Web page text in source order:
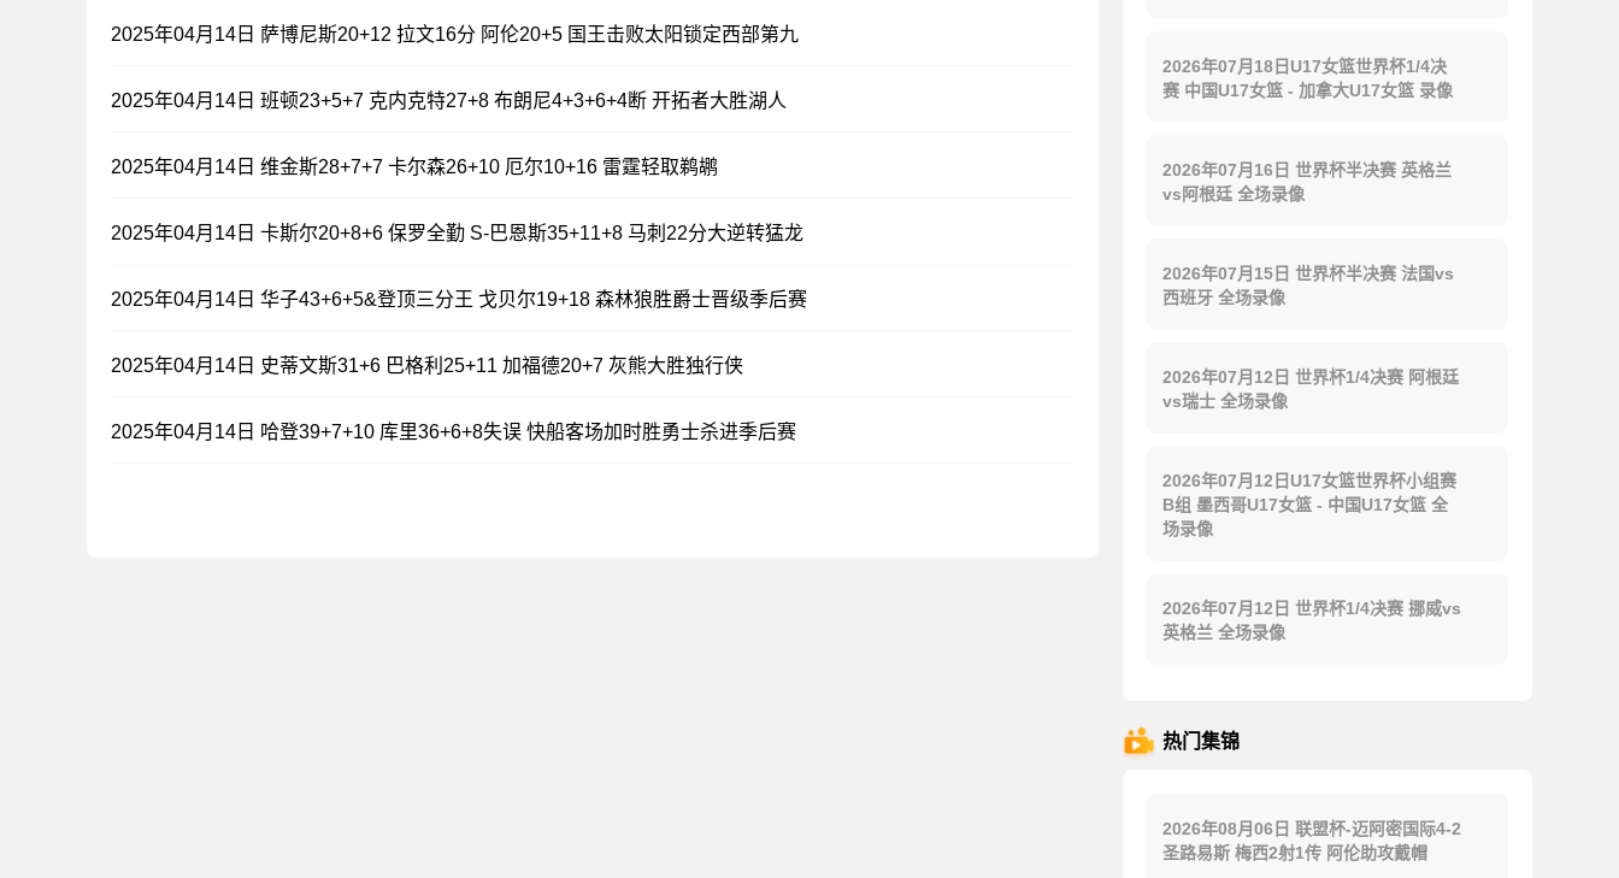
2025年04月14日 萨博尼斯20+12 拉文16分 阿伦20+5 国王击败太阳锁定西部第九
2025年04月14日 班顿23+5+7 克内克特27+8 布朗尼4+3+6+4断 开拓者大胜湖人
2025年04月14日 维金斯28+7+7 卡尔森26+10 厄尔10+16 雷霆轻取鹈鹕
2025年04月14日 卡斯尔20+8+6 保罗全勤 S-巴恩斯35+11+8 马刺22分大逆转猛龙
2025年04月14日 华子43+6+5&登顶三分王 戈贝尔19+18 森林狼胜爵士晋级季后赛
2025年04月14日 史蒂文斯31+6 巴格利25+11 加福德20+7 灰熊大胜独行侠
2025年04月14日 哈登39+7+10 库里36+6+8失误 快船客场加时胜勇士杀进季后赛
2026年07月18日U17女篮世界杯1/4决
赛 中国U17女篮 - 加拿大U17女篮 录像
2026年07月16日 世界杯半决赛 英格兰
vs阿根廷 全场录像
2026年07月15日 世界杯半决赛 法国vs
西班牙 全场录像
2026年07月12日 世界杯1/4决赛 阿根廷
vs瑞士 全场录像
2026年07月12日U17女篮世界杯小组赛
B组 墨西哥U17女篮 - 中国U17女篮 全
场录像
2026年07月12日 世界杯1/4决赛 挪威vs
英格兰 全场录像
热门集锦
2026年08月06日 联盟杯-迈阿密国际4-2
圣路易斯 梅西2射1传 阿伦助攻戴帽